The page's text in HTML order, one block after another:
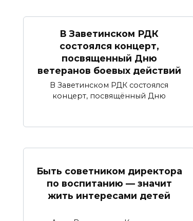
В Заветинском РДК
состоялся концерт,
посвященный Дню
ветеранов боевых действий
В Заветинском РДК состоялся
концерт, посвящённый Дню
Быть советником директора
по воспитанию — значит
жить интересами детей